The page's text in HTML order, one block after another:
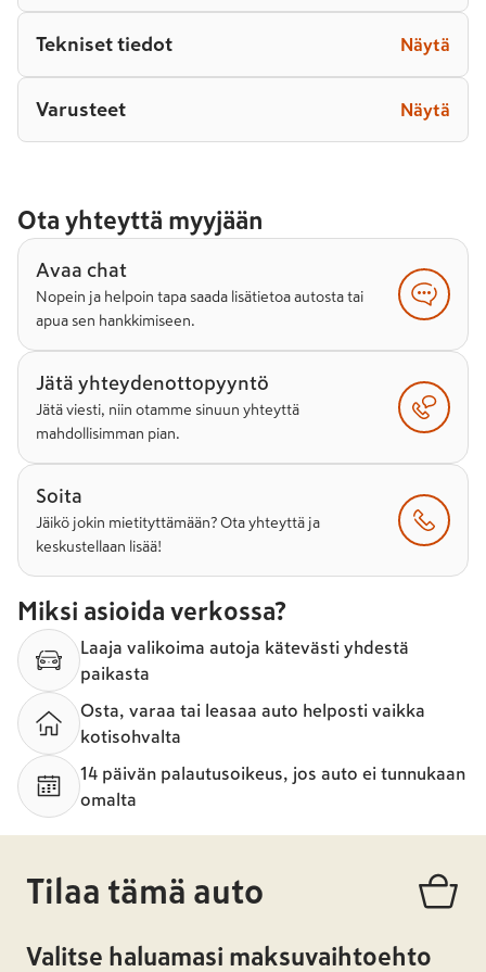
Tekniset tiedot Näytä
Varusteet Näytä
Ota yhteyttä myyjään
Avaa chat
Nopein ja helpoin tapa saada lisätietoa autosta tai
apua sen hankkimiseen.
Jätä yhteydenottopyyntö
Jätä viesti, niin otamme sinuun yhteyttä
mahdollisimman pian.
Soita
Jäikö jokin mietityttämään? Ota yhteyttä ja
keskustellaan lisää!
Miksi asioida verkossa?
Laaja valikoima autoja kätevästi yhdestä
paikasta
Osta, varaa tai leasaa auto helposti vaikka
kotisohvalta
14 päivän palautusoikeus, jos auto ei tunnukaan
omalta
Tilaa tämä auto
Valitse haluamasi maksuvaihtoehto